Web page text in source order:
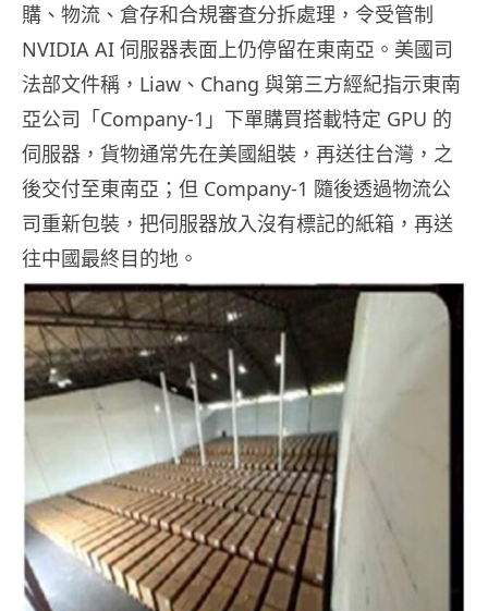
購、物流、倉存和合規審查分拆處理，令受管制
NVIDIA AI 伺服器表面上仍停留在東南亞。美國司
法部文件稱，Liaw、Chang 與第三方經紀指示東南
亞公司「Company-1」下單購買搭載特定 GPU 的
伺服器，貨物通常先在美國組裝，再送往台灣，之
後交付至東南亞；但 Company-1 隨後透過物流公
司重新包裝，把伺服器放入沒有標記的紙箱，再送
往中國最終目的地。